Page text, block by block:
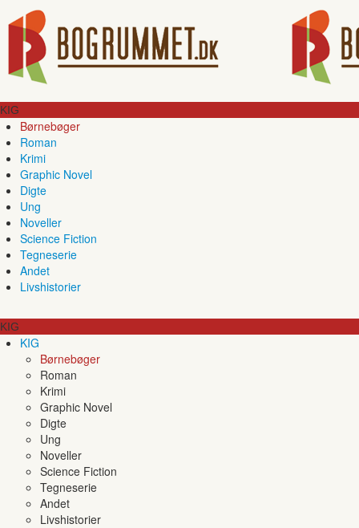
KIG
Børnebøger
Roman
Krimi
Graphic Novel
Digte
Ung
Noveller
Science Fiction
Tegneserie
Andet
Livshistorier
KIG
KIG
Børnebøger
Roman
Krimi
Graphic Novel
Digte
Ung
Noveller
Science Fiction
Tegneserie
Andet
Livshistorier